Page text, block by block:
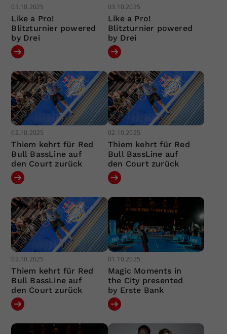
03.10.2025
Like a Pro!
Blitzturnier powered
by Drei
03.10.2025
Like a Pro!
Blitzturnier powered
by Drei
02.10.2025
Thiem kehrt für Red
Bull BassLine auf
den Court zurück
02.10.2025
Thiem kehrt für Red
Bull BassLine auf
den Court zurück
02.10.2025
Thiem kehrt für Red
Bull BassLine auf
den Court zurück
01.10.2025
Magic Moments in
the City presented
by Erste Bank